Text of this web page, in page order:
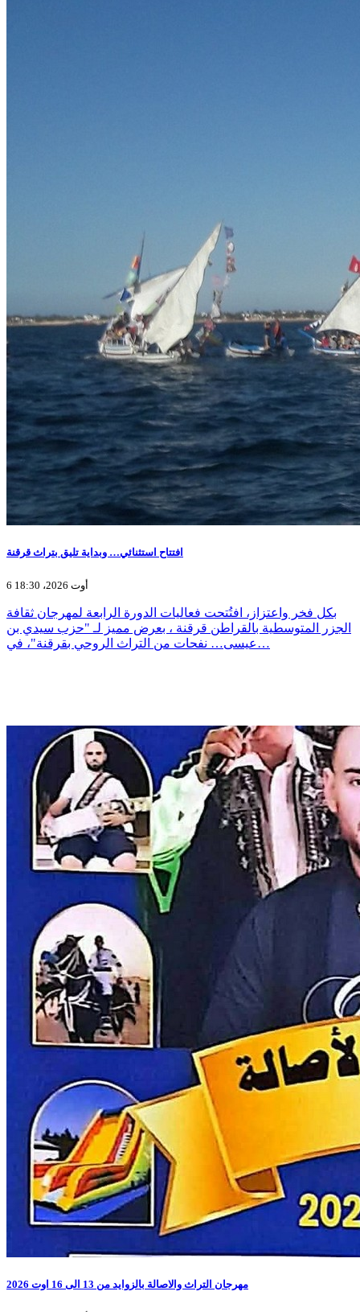
افتتاح استثنائي… وبداية تليق بتراث قرقنة
6 أوت 2026، 18:30
بكل فخر واعتزاز، افتُتحت فعاليات الدورة الرابعة لمهرجان ثقافة
الجزر المتوسطية بالقراطن قرقنة ، بعرض مميز لـ "حزب سيدي بن
عيسى… نفحات من التراث الروحي بقرقنة"، في…
مهرجان التراث والاصالة بالزوايد من 13 الى 16 اوت 2026